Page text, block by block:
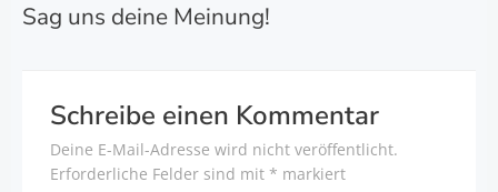
Sag uns deine Meinung!
Schreibe einen Kommentar
Deine E-Mail-Adresse wird nicht veröffentlicht.
Erforderliche Felder sind mit * markiert